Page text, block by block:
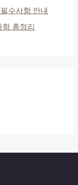
수사항 안내
총정리